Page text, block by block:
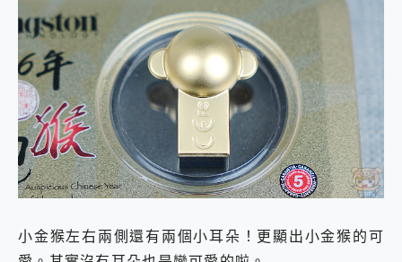
小金猴左右兩側還有兩個小耳朵！更顯出小金猴的可